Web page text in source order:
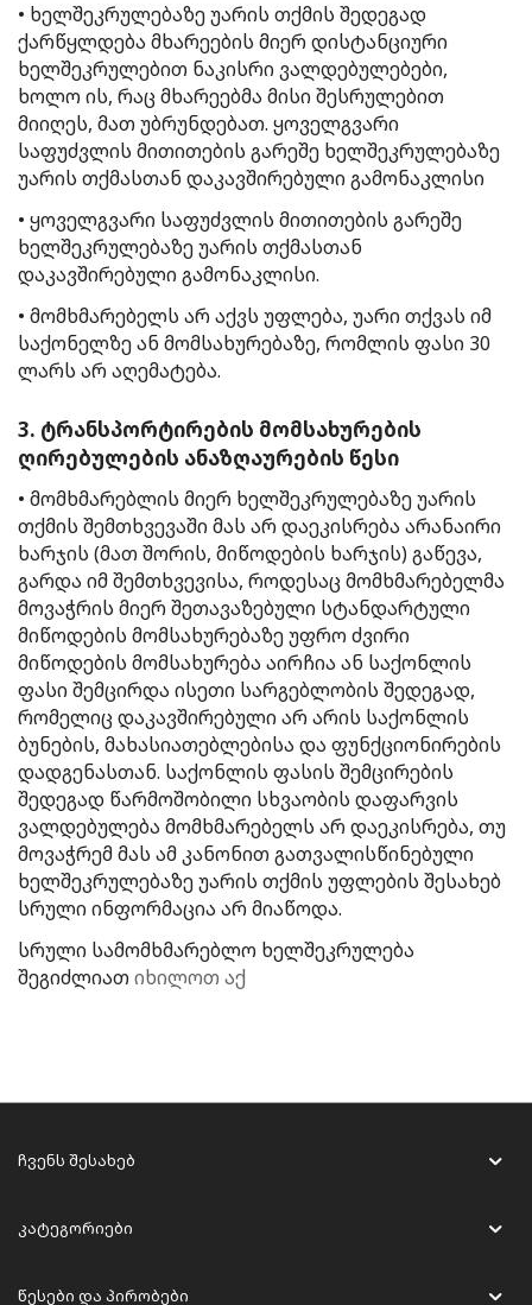
• ხელშეკრულებაზე უარის თქმის შედეგად
ქარწყლდება მხარეების მიერ დისტანციური
ხელშეკრულებით ნაკისრი ვალდებულებები,
ხოლო ის, რაც მხარეებმა მისი შესრულებით
მიიღეს, მათ უბრუნდებათ. ყოველგვარი
საფუძვლის მითითების გარეშე ხელშეკრულებაზე
უარის თქმასთან დაკავშირებული გამონაკლისი
• ყოველგვარი საფუძვლის მითითების გარეშე
ხელშეკრულებაზე უარის თქმასთან
დაკავშირებული გამონაკლისი.
• მომხმარებელს არ აქვს უფლება, უარი თქვას იმ
საქონელზე ან მომსახურებაზე, რომლის ფასი 30
ლარს არ აღემატება.
3. ტრანსპორტირების მომსახურების
ღირებულების ანაზღაურების წესი
• მომხმარებლის მიერ ხელშეკრულებაზე უარის
თქმის შემთხვევაში მას არ დაეკისრება არანაირი
ხარჯის (მათ შორის, მიწოდების ხარჯის) გაწევა,
გარდა იმ შემთხვევისა, როდესაც მომხმარებელმა
მოვაჭრის მიერ შეთავაზებული სტანდარტული
მიწოდების მომსახურებაზე უფრო ძვირი
მიწოდების მომსახურება აირჩია ან საქონლის
ფასი შემცირდა ისეთი სარგებლობის შედეგად,
რომელიც დაკავშირებული არ არის საქონლის
ბუნების, მახასიათებლებისა და ფუნქციონირების
დადგენასთან. საქონლის ფასის შემცირების
შედეგად წარმოშობილი სხვაობის დაფარვის
ვალდებულება მომხმარებელს არ დაეკისრება, თუ
მოვაჭრემ მას ამ კანონით გათვალისწინებული
ხელშეკრულებაზე უარის თქმის უფლების შესახებ
სრული ინფორმაცია არ მიაწოდა.
სრული სამომხმარებლო ხელშეკრულება
შეგიძლიათ იხილოთ აქ
ჩვენს შესახებ
კატეგორიები
წესები და პირობები